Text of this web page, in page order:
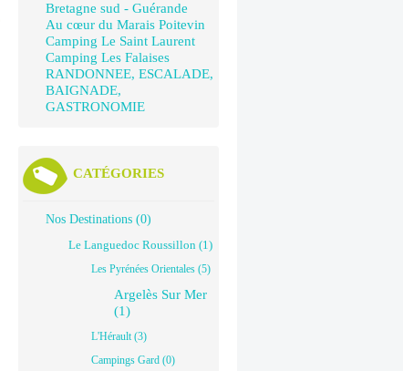
Bretagne sud - Guérande
Au cœur du Marais Poitevin
Camping Le Saint Laurent
Camping Les Falaises
RANDONNEE, ESCALADE,
BAIGNADE,
GASTRONOMIE
CATÉGORIES
Nos Destinations (0)
Le Languedoc Roussillon (1)
Les Pyrénées Orientales (5)
Argelès Sur Mer
(1)
L'Hérault (3)
Campings Gard (0)